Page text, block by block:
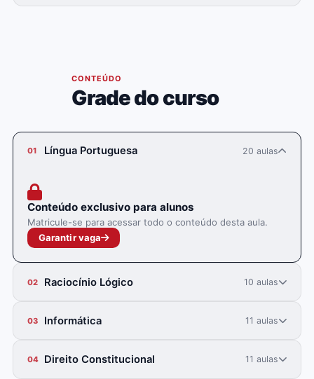
CONTEÚDO
Grade do curso
01 Língua Portuguesa 20 aulas
Conteúdo exclusivo para alunos
Matricule-se para acessar todo o conteúdo desta aula.
Garantir vaga
02 Raciocínio Lógico 10 aulas
03 Informática 11 aulas
04 Direito Constitucional 11 aulas